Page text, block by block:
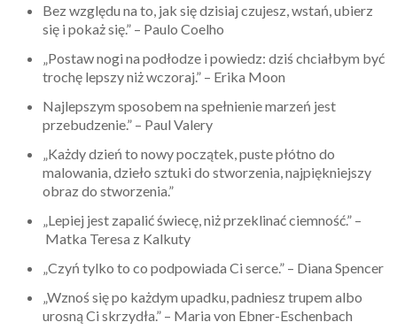
Bez względu na to, jak się dzisiaj czujesz, wstań, ubierz
się i pokaż się.” – Paulo Coelho
„Postaw nogi na podłodze i powiedz: dziś chciałbym być
trochę lepszy niż wczoraj.” – Erika Moon
Najlepszym sposobem na spełnienie marzeń jest
przebudzenie.” – Paul Valery
„Każdy dzień to nowy początek, puste płótno do
malowania, dzieło sztuki do stworzenia, najpiękniejszy
obraz do stworzenia.”
„Lepiej jest zapalić świecę, niż przeklinać ciemność.” –
Matka Teresa z Kalkuty
„Czyń tylko to co podpowiada Ci serce.” – Diana Spencer
„Wznoś się po każdym upadku, padniesz trupem albo
urosną Ci skrzydła.” – Maria von Ebner-Eschenbach